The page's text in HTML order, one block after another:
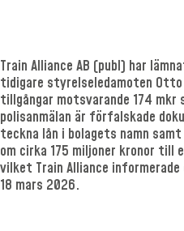
Train Alliance AB (publ) har
tidigare styrelseledamoten
tillgångar motsvarande 174 mkr
polisanmälan är förfalskade
teckna lån i bolagets namn
om cirka 175 miljoner kronor till
vilket Train Alliance informerade
18 mars 2026.